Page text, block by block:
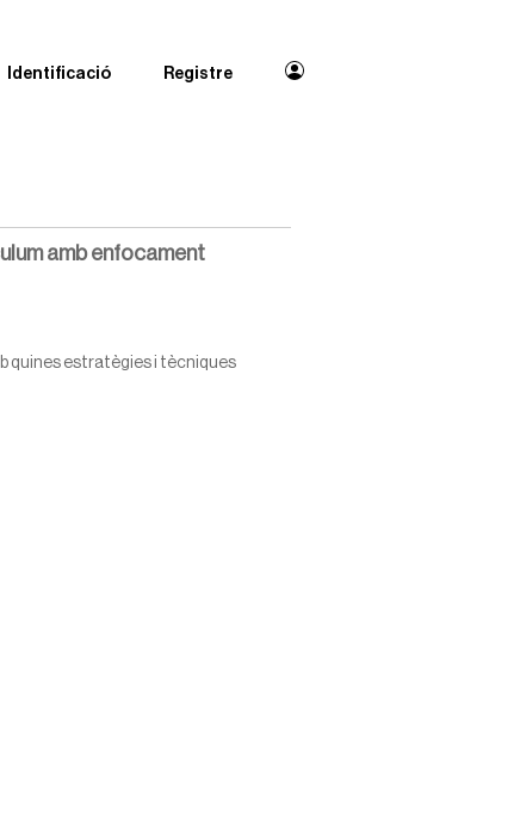
Identificació Registre
amb enfocament
quines estratègies i tècniques